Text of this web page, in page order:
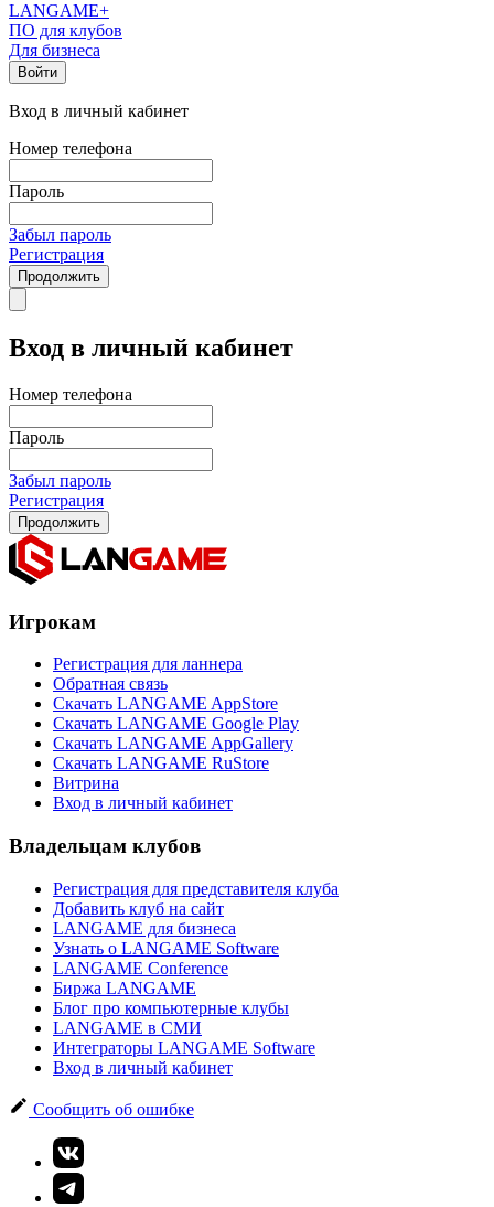
LANGAME+
ПО для клубов
Для бизнеса
Войти
Вход в личный кабинет
Номер телефона
Пароль
Забыл пароль
Регистрация
Продолжить
Вход в личный кабинет
Номер телефона
Пароль
Забыл пароль
Регистрация
Продолжить
Игрокам
Регистрация для ланнера
Обратная связь
Скачать LANGAME AppStore
Скачать LANGAME Google Play
Скачать LANGAME AppGallery
Скачать LANGAME RuStore
Витрина
Вход в личный кабинет
Владельцам клубов
Регистрация для представителя клуба
Добавить клуб на сайт
LANGAME для бизнеса
Узнать о LANGAME Software
LANGAME Conference
Биржа LANGAME
Блог про компьютерные клубы
LANGAME в СМИ
Интеграторы LANGAME Software
Вход в личный кабинет
Сообщить об ошибке